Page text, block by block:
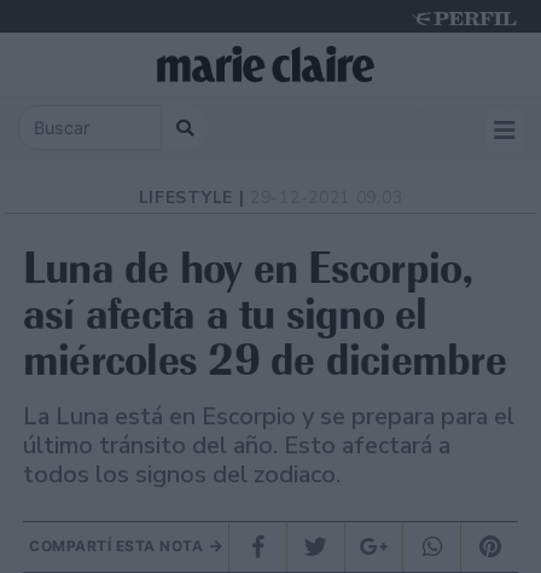
LIFESTYLE |
Luna de hoy en Escorpio,
así afecta a tu signo el
miércoles 29 de diciembre
La Luna está en Escorpio y se prepara para el
último tránsito del año. Esto afectará a
todos los signos del zodiaco.
COMPARTÍ ESTA NOTA